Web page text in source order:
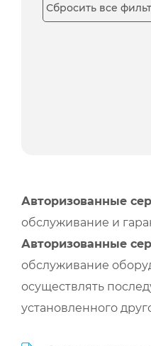
Сбросить все
Авторизованные
обслуживание и
Авторизованные
обслуживание
осуществлять
установленного